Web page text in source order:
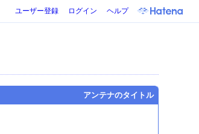
ユーザー登録 ログイン ヘルプ
アンテナのタイトル